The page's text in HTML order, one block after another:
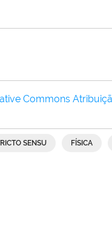
Commons
SENSU FÍSICA